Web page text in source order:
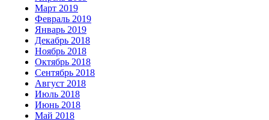
Март 2019
Февраль 2019
Январь 2019
Декабрь 2018
Ноябрь 2018
Октябрь 2018
Сентябрь 2018
Август 2018
Июль 2018
Июнь 2018
Май 2018